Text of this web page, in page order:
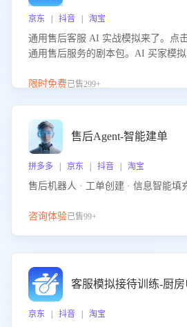
京东 | 抖音 | 淘宝
通用售后客服 AI 实战模拟来了。点
通用售后服务的剧本包。AI 买家模
的应对要点，轻松提升服务能力。
限时免费已售299+
售后Agent-智能建单
拼多多 | 京东 | 抖音 | 淘宝
售后机器人 · 工单创建 · 信息智能填
咨询体验已售99+
客服模拟接待训练-厨
京东 | 抖音 | 淘宝